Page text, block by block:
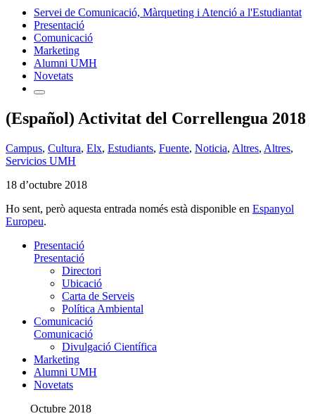
Servei de Comunicació, Màrqueting i Atenció a l'Estudiantat
Presentació
Comunicació
Marketing
Alumni UMH
Novetats
(Español) Activitat del Correllengua 2018
Campus, Cultura, Elx, Estudiants, Fuente, Noticia, Altres, Altres,
Servicios UMH
18 d’octubre 2018
Ho sent, però aquesta entrada només està disponible en Espanyol
Europeu.
Presentació
Presentació
Directori
Ubicació
Carta de Serveis
Política Ambiental
Comunicació
Comunicació
Divulgació Científica
Marketing
Alumni UMH
Novetats
Octubre 2018